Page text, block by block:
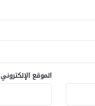
الموقع الإلكتروني